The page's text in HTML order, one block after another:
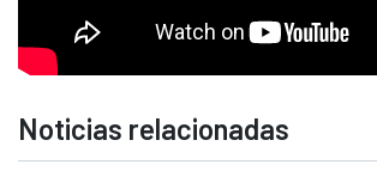
Noticias relacionadas